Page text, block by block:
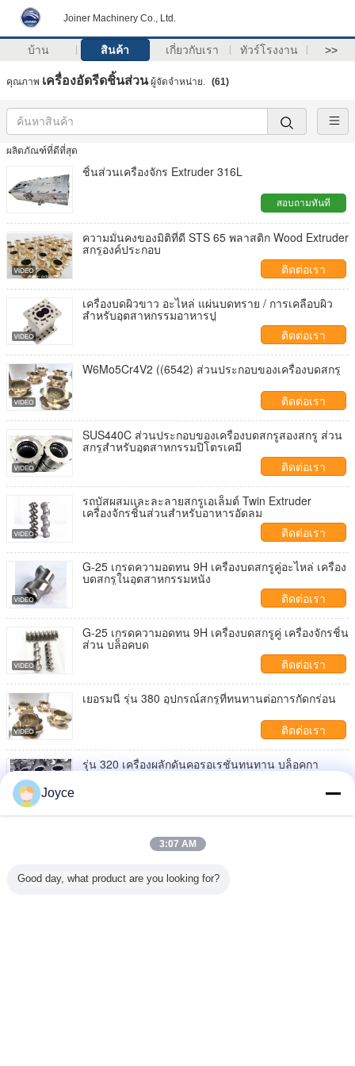
Joiner Machinery Co., Ltd.
บ้าน สินค้า เกี่ยวกับเรา ทัวร์โรงงาน >>
คุณภาพ เครื่องอัดรีดชิ้นส่วนผู้จัดจำหน่าย. (61)
ผลิตภัณฑ์ที่ดีที่สุด
ชิ้นส่วนเครื่องจักร Extruder 316L
สอบถามทันที
ความมั่นคงของมิติที่ดี STS 65 พลาสติก Wood Extruder
สกรูองค์ประกอบ
ติดต่อเรา
เครื่องบดผิวขาว อะไหล่ แผ่นบดทราย / การเคลือบผิว
สําหรับอุตสาหกรรมอาหารปู
ติดต่อเรา
W6Mo5Cr4V2 ((6542) ส่วนประกอบของเครื่องบดสกรู
ติดต่อเรา
SUS440C ส่วนประกอบของเครื่องบดสกรูสองสกรู ส่วน
สกรูสําหรับอุตสาหกรรมปิโตรเคมี
ติดต่อเรา
รถบัสผสมและละลายสกรูเอเล็มต์ Twin Extruder
เครื่องจักรชิ้นส่วนสําหรับอาหารอัดลม
ติดต่อเรา
G-25 เกรดความอดทน 9H เครื่องบดสกรูคู่อะไหล่ เครื่อง
บดสกรูในอุตสาหกรรมหนัง
ติดต่อเรา
G-25 เกรดความอดทน 9H เครื่องบดสกรูคู่ เครื่องจักรชิ้น
ส่วน บล็อคบด
ติดต่อเรา
เยอรมนี รุ่น 380 อุปกรณ์สกรูที่ทนทานต่อการกัดกร่อน
ติดต่อเรา
รุ่น 320 เครื่องผลักดันคอรอเรชั่นทนทาน บล็อคกา
รพ่นสําหรับอุตสาหกรรมอาหาร
เครื่องพัดพลาสติก
Joyce
3:07 AM
Good day, what product are you looking for?